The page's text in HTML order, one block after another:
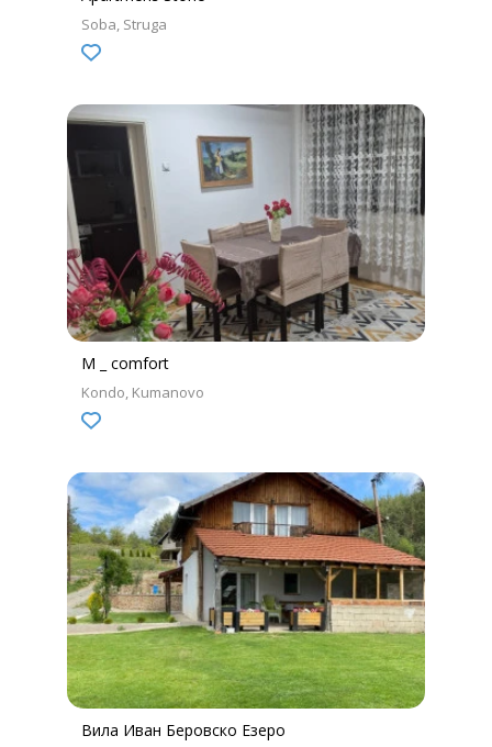
Soba Struga
M _ comfort
Kondo Kumanovo
Вила Иван Беровско Езеро